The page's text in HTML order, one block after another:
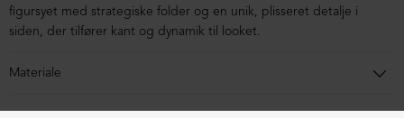
figursyet med strategiske folder og en unik, plisseret detalje i
siden, der tilfører kant og dynamik til looket.
Materiale